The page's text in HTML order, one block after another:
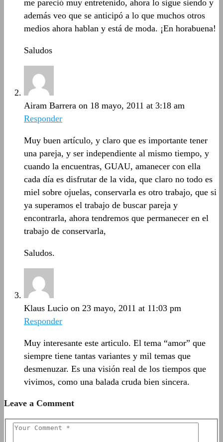
me pareció muy entretenido, ahora lo sigue siendo y
además veo que se anticipó a lo que muchos otros
medios ahora hablan y está de moda. ¡En horabuena!
Saludos
Airam Barrera on 18 mayo, 2011 at 3:18 am
Responder
Muy buen artículo, y claro que es importante tener
una pareja, y ser independiente al mismo tiempo, y
cuando la encuentras, GUAU, amanecer con ella
cada día es disfrutar de la vida, que claro no todo es
miel sobre ojuelas, conservarla es otro trabajo, que si
ya superamos el trabajo de buscar pareja y
encontrarla, ahora tendremos que permanecer en el
trabajo de conservarla,
Saludos.
Klaus Lucio on 23 mayo, 2011 at 11:03 pm
Responder
Muy interesante este articulo. El tema “amor” que
siempre tiene tantas variantes y mil temas que
desmenuzar. Es una visión real de los tiempos que
vivimos, como una balada cruda bien sincera.
Leave a Comment